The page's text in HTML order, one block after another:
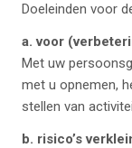
Doeleinden voor
a. voor
Met uw
met u opnemen,
stellen van
b. risico’s